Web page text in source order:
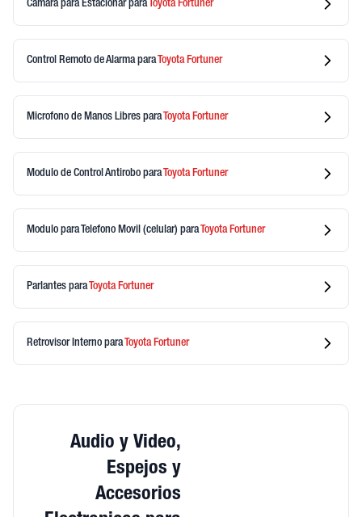
Camara para Estacionar para ToyotaFortuner
Control Remoto de AlarmaparaToyotaFortuner
Microfono de Manos Libres paraToyotaFortuner
Modulo de Control Antirobo paraToyotaFortuner
Modulo para Telefono Movil (celular) paraToyotaFortuner
Parlantes paraToyotaFortuner
Retrovisor Interno paraToyotaFortuner
Audio y Video,
Espejos y
Accesorios